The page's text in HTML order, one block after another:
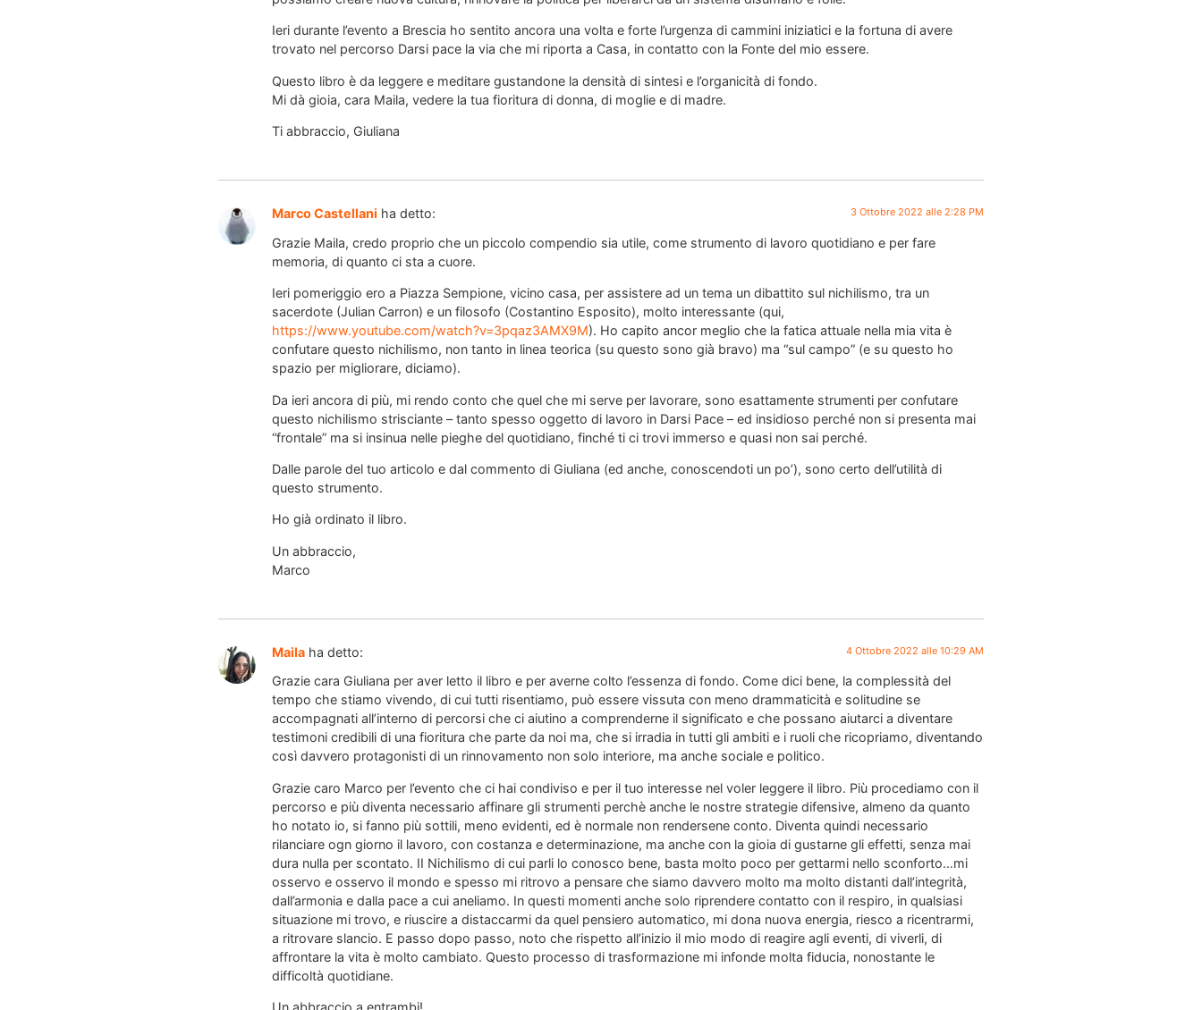
Ieri durante l’evento a Brescia ho sentito ancora una volta e forte l’urgenza di cammini iniziatici e la fortuna di avere
trovato nel percorso Darsi pace la via che mi riporta a Casa, in contatto con la Fonte del mio essere.
Questo libro è da leggere e meditare gustandone la densità di sintesi e l’organicità di fondo.
Mi dà gioia, cara Maila, vedere la tua fioritura di donna, di moglie e di madre.
Ti abbraccio, Giuliana
Marco Castellani ha detto: 3 Ottobre 2022 alle 2:28 PM
Grazie Maila, credo proprio che un piccolo compendio sia utile, come strumento di lavoro quotidiano e per fare
memoria, di quanto ci sta a cuore.
Ieri pomeriggio ero a Piazza Sempione, vicino casa, per assistere ad un tema un dibattito sul nichilismo, tra un
sacerdote (Julian Carron) e un filosofo (Costantino Esposito), molto interessante (qui,
https://www.youtube.com/watch?v=3pqaz3AMX9M). Ho capito ancor meglio che la fatica attuale nella mia vita è
confutare questo nichilismo, non tanto in linea teorica (su questo sono già bravo) ma “sul campo” (e su questo ho
spazio per migliorare, diciamo).
Da ieri ancora di più, mi rendo conto che quel che mi serve per lavorare, sono esattamente strumenti per confutare
questo nichilismo strisciante – tanto spesso oggetto di lavoro in Darsi Pace – ed insidioso perché non si presenta mai
“frontale” ma si insinua nelle pieghe del quotidiano, finché ti ci trovi immerso e quasi non sai perché.
Dalle parole del tuo articolo e dal commento di Giuliana (ed anche, conoscendoti un po’), sono certo dell’utilità di
questo strumento.
Ho già ordinato il libro.
Un abbraccio,
Marco
Maila ha detto: 4 Ottobre 2022 alle 10:29 AM
Grazie cara Giuliana per aver letto il libro e per averne colto l’essenza di fondo. Come dici bene, la complessità del
tempo che stiamo vivendo, di cui tutti risentiamo, può essere vissuta con meno drammaticità e solitudine se
accompagnati all’interno di percorsi che ci aiutino a comprenderne il significato e che possano aiutarci a diventare
testimoni credibili di una fioritura che parte da noi ma, che si irradia in tutti gli ambiti e i ruoli che ricopriamo, diventando
così davvero protagonisti di un rinnovamento non solo interiore, ma anche sociale e politico.
Grazie caro Marco per l’evento che ci hai condiviso e per il tuo interesse nel voler leggere il libro. Più procediamo con il
percorso e più diventa necessario affinare gli strumenti perchè anche le nostre strategie difensive, almeno da quanto
ho notato io, si fanno più sottili, meno evidenti, ed è normale non rendersene conto. Diventa quindi necessario
rilanciare ogn giorno il lavoro, con costanza e determinazione, ma anche con la gioia di gustarne gli effetti, senza mai
dura nulla per scontato. II Nichilismo di cui parli lo conosco bene, basta molto poco per gettarmi nello sconforto…mi
osservo e osservo il mondo e spesso mi ritrovo a pensare che siamo davvero molto ma molto distanti dall’integrità,
dall’armonia e dalla pace a cui aneliamo. In questi momenti anche solo riprendere contatto con il respiro, in qualsiasi
situazione mi trovo, e riuscire a distaccarmi da quel pensiero automatico, mi dona nuova energia, riesco a ricentrarmi,
a ritrovare slancio. E passo dopo passo, noto che rispetto all’inizio il mio modo di reagire agli eventi, di viverli, di
affrontare la vita è molto cambiato. Questo processo di trasformazione mi infonde molta fiducia, nonostante le
difficoltà quotidiane.